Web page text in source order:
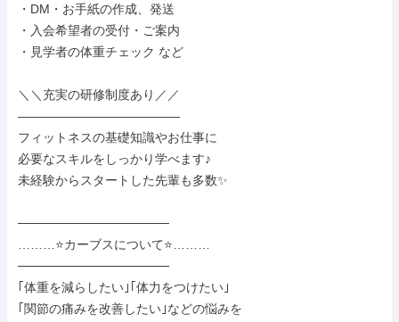
・DM・お手紙の作成、発送
・入会希望者の受付・ご案内
・見学者の体重チェック など
＼＼充実の研修制度あり／／
―――――――――――――
フィットネスの基礎知識やお仕事に
必要なスキルをしっかり学べます♪
未経験からスタートした先輩も多数✨
─────────────────
………⭐カーブスについて⭐………
─────────────────
｢体重を減らしたい｣｢体力をつけたい｣
｢関節の痛みを改善したい｣などの悩みを